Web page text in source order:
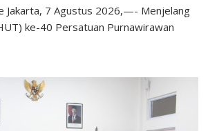
Jakarta, 7 Agustus 2026,—- Menjelang
ke-40 Persatuan Purnawirawan